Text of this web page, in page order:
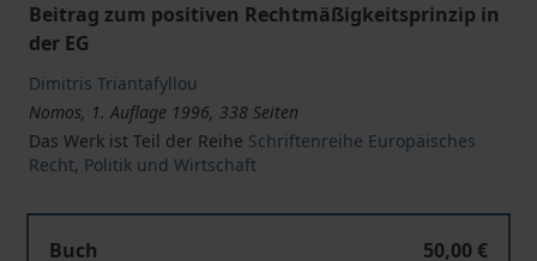
Beitrag zum positiven Rechtmäßigkeitsprinzip in
der EG
Dimitris Triantafyllou
Nomos, 1. Auflage 1996, 338 Seiten
Das Werk ist Teil der Reihe Schriftenreihe Europäisches
Recht, Politik und Wirtschaft
Buch
50,00 €